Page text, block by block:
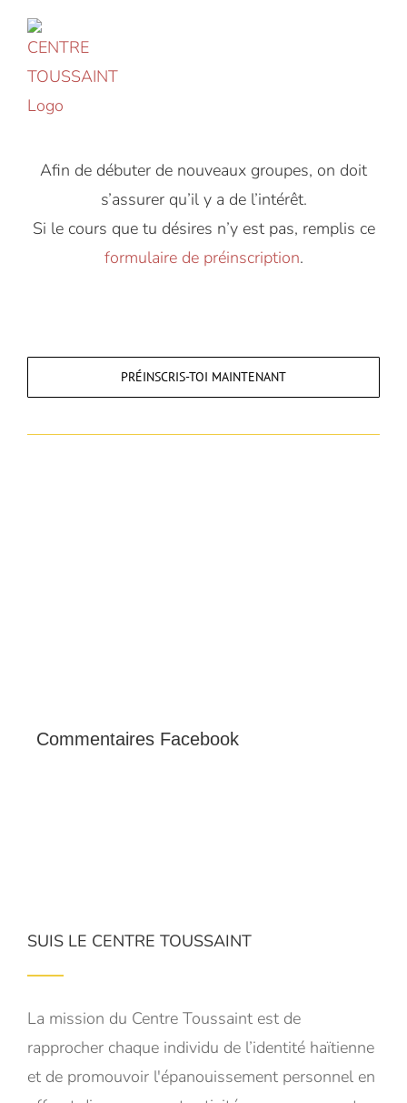
Accéder
contenu
Afin de débuter de nouveaux groupes, on doit
s’assurer qu’il y a de l’intérêt.
Si le cours que tu désires n’y est pas, remplis ce
formulaire de préinscription.
PRÉINSCRIS-TOI MAINTENANT
Commentaires Facebook
SUIS LE CENTRE TOUSSAINT
La mission du Centre Toussaint est de
rapprocher chaque individu de l’identité haïtienne
et de promouvoir l'épanouissement personnel en